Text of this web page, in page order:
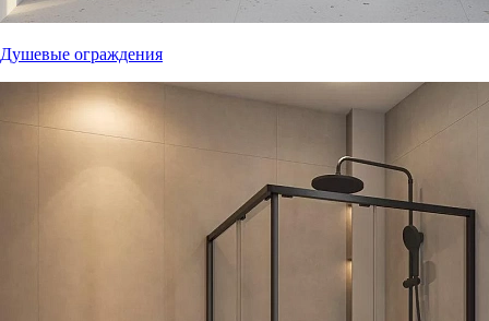
Душевые ограждения